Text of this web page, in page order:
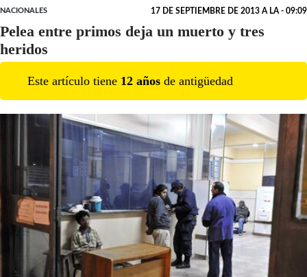
NACIONALES 17 DE SEPTIEMBRE DE 2013 A LA - 09:09
Pelea entre primos deja un muerto y tres
heridos
Este artículo tiene 12 años de antigüedad